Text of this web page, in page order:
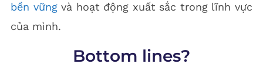
bền vữngvà hoạt động xuất sắc trong lĩnh vực
của mình.
Bottom lines?